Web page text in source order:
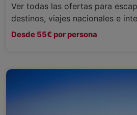
Ver todas las ofertas para
destinos, viajes nacionales e
Desde 55€ por persona